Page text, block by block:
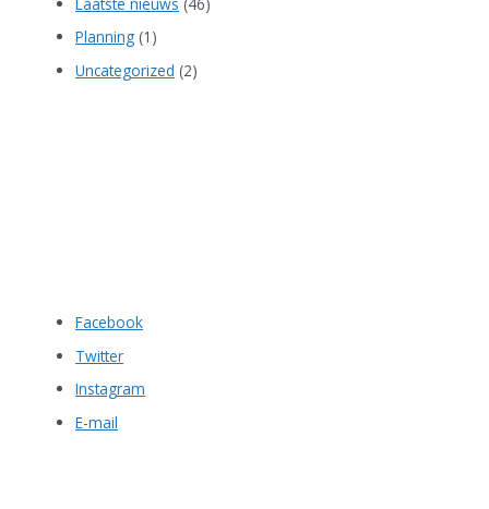
Planning (1)
Uncategorized (2)
Facebook
Twitter
Instagram
E-mail